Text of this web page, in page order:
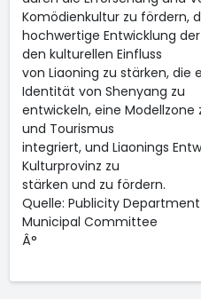
Komödienkultur zu fördern,
hochwertige Entwicklung
den kulturellen Einfluss
von Liaoning zu stärken, die
Identität von Shenyang zu
entwickeln, eine
und Tourismus
integriert, und Liaonings
Kulturprovinz zu
stärken und zu fördern.
Quelle: Publicity
Municipal Committee
Â°